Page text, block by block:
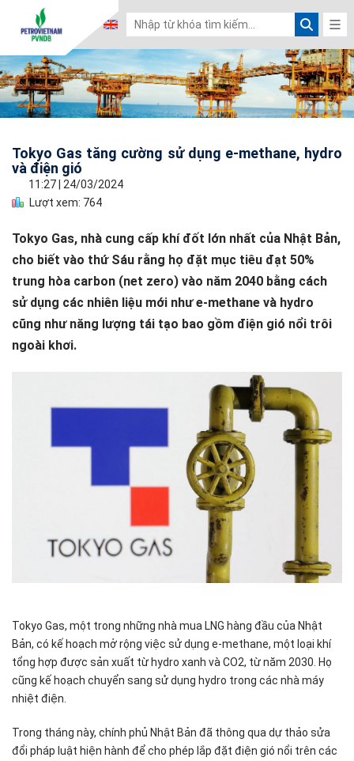
Tokyo Gas tăng cường sử dụng e-methane, hydro
và điện gió
11:27| 24/03/2024
Lượt xem: 764
Tokyo Gas, nhà cung cấp khí đốt lớn nhất của Nhật Bản,
cho biết vào thứ Sáu rằng họ đặt mục tiêu đạt 50%
trung hòa carbon (net zero) vào năm 2040 bằng cách
sử dụng các nhiên liệu mới như e-methane và hydro
cũng như năng lượng tái tạo bao gồm điện gió nổi trôi
ngoài khơi.
Tokyo Gas, một trong những nhà mua LNG hàng đầu của Nhật
Bản, có kế hoạch mở rộng việc sử dụng e-methane, một loại khí
tổng hợp được sản xuất từ hydro xanh và CO2, từ năm 2030. Họ
cũng kế hoạch chuyển sang sử dụng hydro trong các nhà máy
nhiệt điện.
Trong tháng này, chính phủ Nhật Bản đã thông qua dự thảo sửa
đổi pháp luật hiện hành để cho phép lắp đặt điện gió nổi trên các